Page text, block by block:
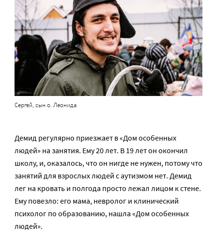
Сергей, сын о. Леонида
Демид регулярно приезжает в «Дом особенных
людей» на занятия. Ему 20 лет. В 19 лет он окончил
школу, и, оказалось, что он нигде не нужен, потому что
занятий для взрослых людей с аутизмом нет. Демид
лег на кровать и полгода просто лежал лицом к стене.
Ему повезло: его мама, невролог и клинический
психолог по образованию, нашла «Дом особенных
людей».